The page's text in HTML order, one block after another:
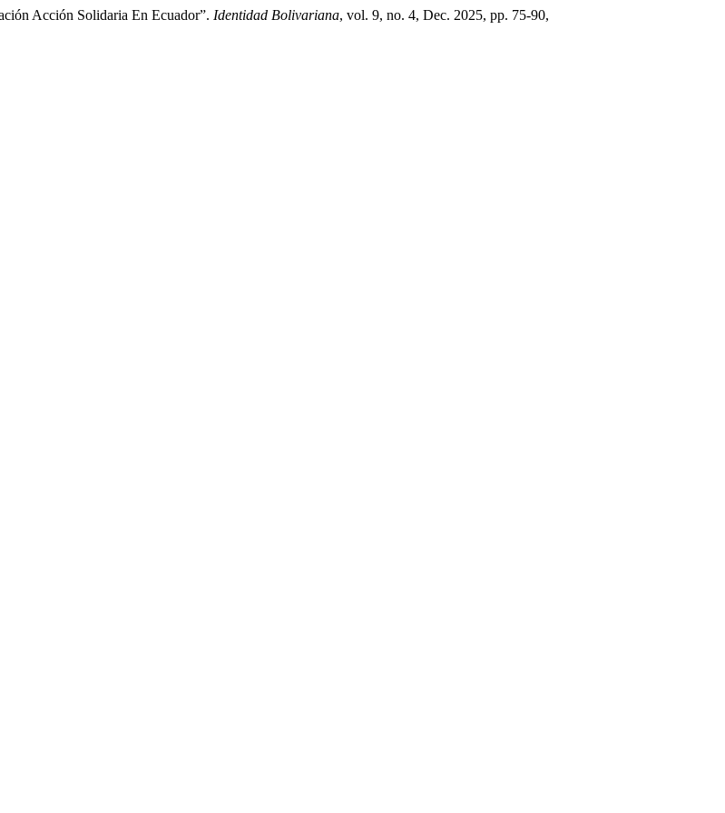
Acción Solidaria En Ecuador”. Identidad Bolivariana, vol. 9, no. 4, Dec. 2025, pp. 75-90,